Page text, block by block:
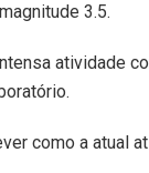
3.5.
atividade
como a atual